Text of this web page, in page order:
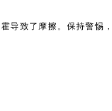
导致了摩擦。保持警惕